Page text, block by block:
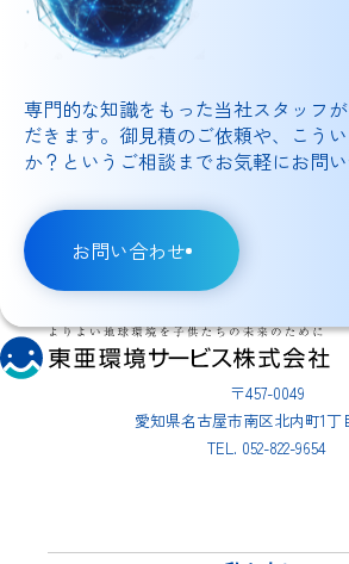
専門的な知識をもった当社スタッフ
だきます。御見積のご依頼や、こう
か？というご相談までお気軽にお問い
お問い合わせ
〒457-0049
愛知県名古屋市南区北内町1丁
TEL. 052-822-9654